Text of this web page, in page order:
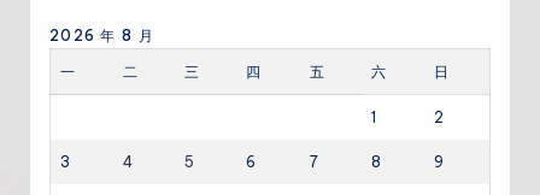
2026 年 8 月
一
二 三 四 五 六 日
1 2
3 4 5 6 7 8 9